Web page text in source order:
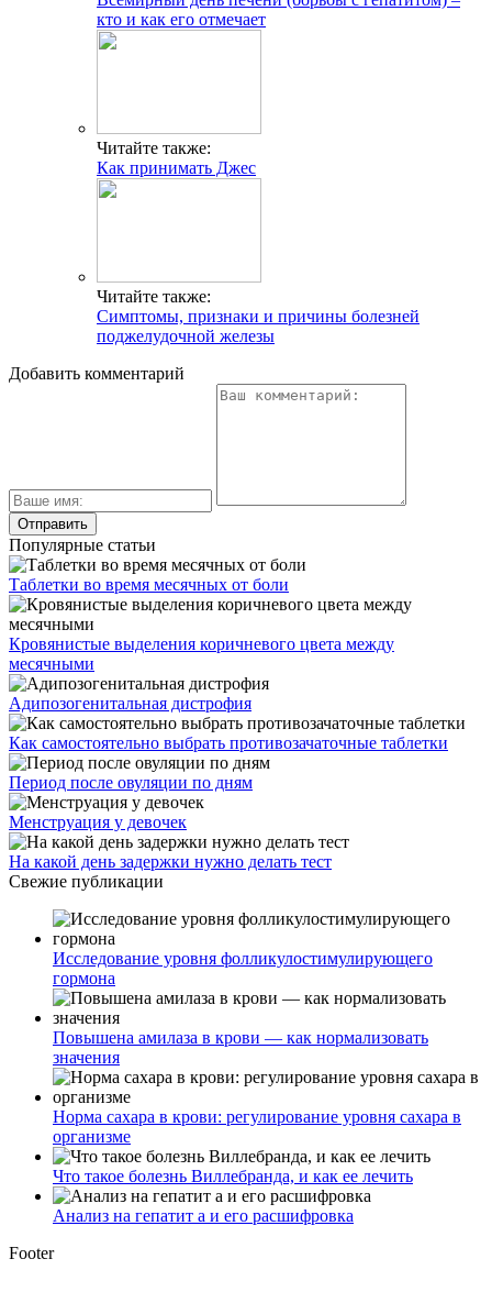
кто и как его отмечает
Читайте также:
Как принимать Джес
Читайте также:
Симптомы, признаки и причины болезней
поджелудочной железы
Добавить комментарий
Популярные статьи
Таблетки во время месячных от боли
Кровянистые выделения коричневого цвета между
месячными
Адипозогенитальная дистрофия
Как самостоятельно выбрать противозачаточные таблетки
Период после овуляции по дням
Менструация у девочек
На какой день задержки нужно делать тест
Свежие публикации
Исследование уровня фолликулостимулирующего
гормона
Повышена амилаза в крови — как нормализовать
значения
Норма сахара в крови: регулирование уровня сахара в
организме
Что такое болезнь Виллебранда, и как ее лечить
Анализ на гепатит а и его расшифровка
Footer